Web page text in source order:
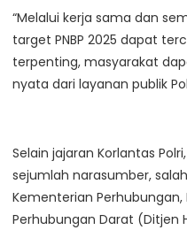
“Melalui kerja sama dan
target PNBP 2025 dapat
terpenting, masyarakat
nyata dari layanan publik
Selain jajaran Korlantas
sejumlah narasumber,
Kementerian
Perhubungan Darat (Ditjen